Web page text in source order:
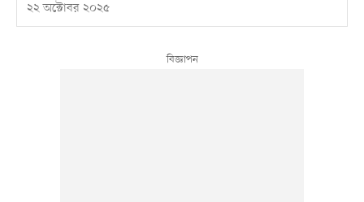
২২ অক্টোবর ২০২৫